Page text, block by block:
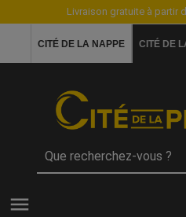
Livraison gratuite à partir
CITÉ DE LA NAPPE CITÉ DE
menu